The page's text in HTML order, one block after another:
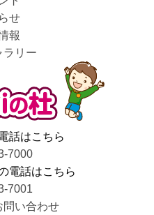
せ
報
ラリー
話はこちら
7000
電話はこちら
7001